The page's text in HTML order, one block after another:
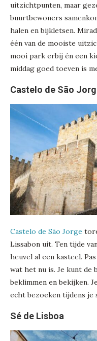
uitzichtpunten, maar
buurtbewoners
halen en bijkletsen.
één van de mooiste
mooi park erbij én een
middag goed toeven is
Castelo de São
Castelo de São Jorge
Lissabon uit. Ten tijde
heuvel al een kasteel.
wat het nu is. Je kunt de
beklimmen en bekijken.
echt bezoeken tijdens je
Sé de Lisboa